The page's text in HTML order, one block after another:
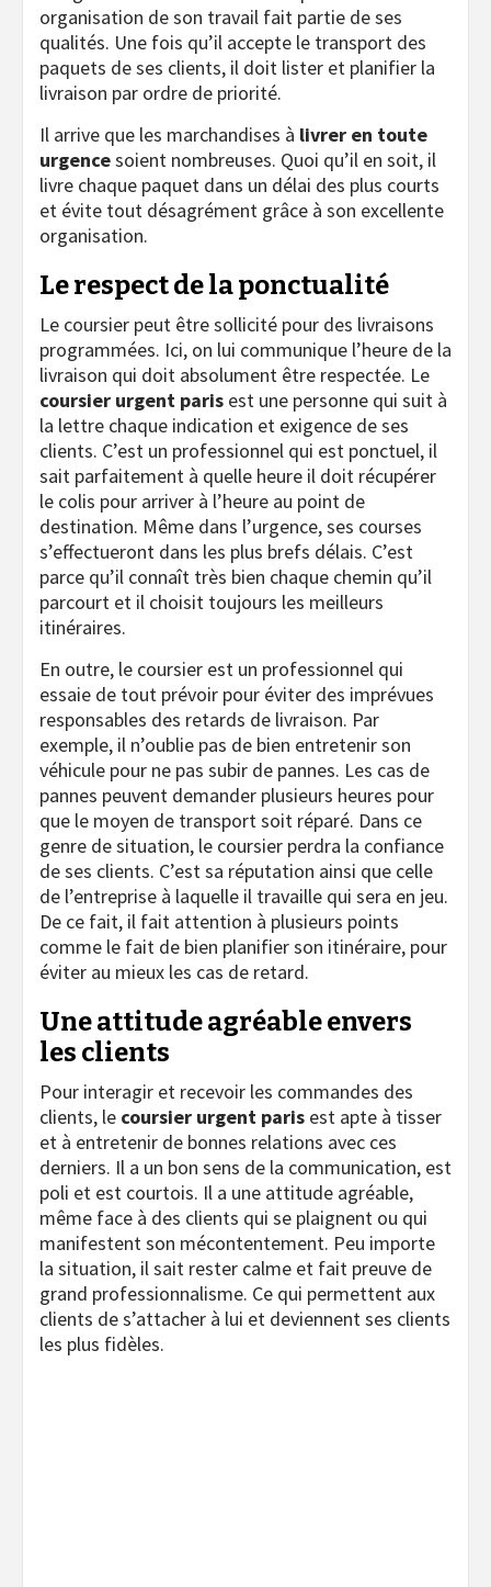
organisation de son travail fait partie de ses
qualités. Une fois qu’il accepte le transport des
paquets de ses clients, il doit lister et planifier la
livraison par ordre de priorité.
Il arrive que les marchandises à livrer en toute
urgencesoient nombreuses. Quoi qu’il en soit, il
livre chaque paquet dans un délai des plus courts
et évite tout désagrément grâce à son excellente
organisation.
Le respect de la ponctualité
Le coursier peut être sollicité pour des livraisons
programmées. Ici, on lui communique l’heure de la
livraison qui doit absolument être respectée. Le
coursier urgent paris est une personne qui suit à
la lettre chaque indication et exigence de ses
clients. C’est un professionnel qui est ponctuel, il
sait parfaitement à quelle heure il doit récupérer
le colis pour arriver à l’heure au point de
destination. Même dans l’urgence, ses courses
s’effectueront dans les plus brefs délais. C’est
parce qu’il connaît très bien chaque chemin qu’il
parcourt et il choisit toujours les meilleurs
itinéraires.
En outre, le coursier est un professionnel qui
essaie de tout prévoir pour éviter des imprévues
responsables des retards de livraison. Par
exemple, il n’oublie pas de bien entretenir son
véhicule pour ne pas subir de pannes. Les cas de
pannes peuvent demander plusieurs heures pour
que le moyen de transport soit réparé. Dans ce
genre de situation, le coursier perdra la confiance
de ses clients. C’est sa réputation ainsi que celle
de l’entreprise à laquelle il travaille qui sera en jeu.
De ce fait, il fait attention à plusieurs points
comme le fait de bien planifier son itinéraire, pour
éviter au mieux les cas de retard.
Une attitude agréable envers
les clients
Pour interagir et recevoir les commandes des
clients, le coursier urgent paris est apte à tisser
et à entretenir de bonnes relations avec ces
derniers. Il a un bon sens de la communication, est
poli et est courtois. Il a une attitude agréable,
même face à des clients qui se plaignent ou qui
manifestent son mécontentement. Peu importe
la situation, il sait rester calme et fait preuve de
grand professionnalisme. Ce qui permettent aux
clients de s’attacher à lui et deviennent ses clients
les plus fidèles.